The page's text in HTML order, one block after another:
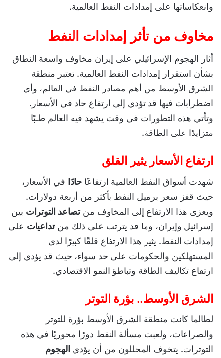
وانعكاساتها على إمدادات النفط العالمية.
مخاوف من تأثر إمدادات النفط
أثار الهجوم الإسرائيلي على إيران مخاوف واسعة النطاق
بشأن استقرار إمدادات النفط العالمية. تعتبر منطقة
الشرق الأوسط من أهم مصادر النفط في العالم، وأي
اضطرابات فيها قد تؤدي إلى ارتفاع حاد في الأسعار.
وتأتي هذه التطورات في وقت يشهد فيه العالم طلبًا
متزايدًا على الطاقة.
ارتفاع الأسعار يثير القلق
شهدت أسواق النفط العالمية ارتفاعًا حادًا في الأسعار،
حيث قفز سعر برميل النفط بأكثر من أربعة دولارات.
ويعزى هذا الارتفاع إلى المخاوف منتصاعد التوترات بين
إسرائيل وإيران، وما قد يترتب على ذلك منتداعيات على
إمدادات النفط. يثير هذا الارتفاع قلقًا كبيرًا لدى
المستهلكين والحكومات على حد سواء، حيث قد يؤدي إلى
ارتفاع تكاليف الطاقة وتباطؤ النمو الاقتصادي.
الشرق الأوسط.. بؤرة التوتر
لطالما كانت منطقة الشرق الأوسط بؤرة للتوتر
والصراعات، ولعبت مسألة النفط دورًا محوريًا في هذه
التوترات. يتخوف المحللون من أن يؤدي الهجوم